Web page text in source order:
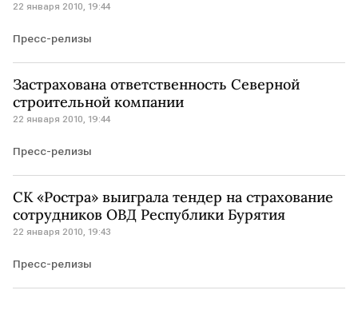
22 января 2010, 19:44
Пресс-релизы
Застрахована ответственность Северной
строительной компании
22 января 2010, 19:44
Пресс-релизы
CК «Ростра» выиграла тендер на страхование
сотрудников ОВД Республики Бурятия
22 января 2010, 19:43
Пресс-релизы